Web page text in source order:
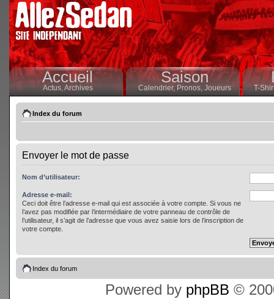
Accueil
Actus,Archives
Saison
Calendrier,Pronos, Joueurs T-
Index du forum
Envoyer le mot de passe
Nom d’utilisateur:
Adresse e-mail:
Ceci doit être l’adresse e-mail qui est associée à votre compte. Si vous ne
l’avez pas modifiée par l’intermédiaire de votre panneau de contrôle de
l’utilisateur, il s’agit de l’adresse que vous avez saisie lors de l’inscription de
votre compte.
Index du forum
Powered by phpBB ©